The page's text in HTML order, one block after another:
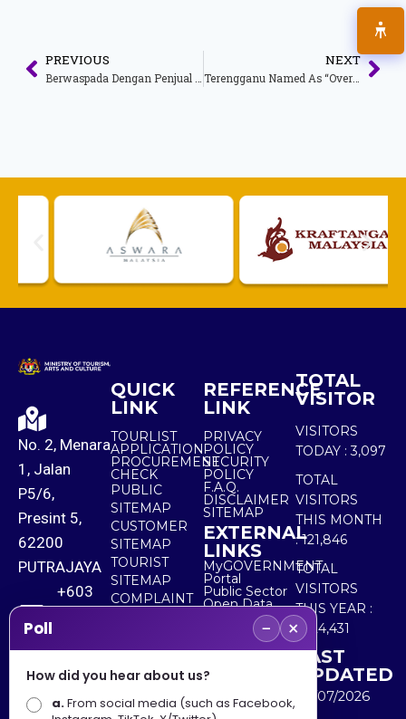
PREVIOUS NEXT
Terengganu Named As “Overall Best Flotilla” – “1Malaysia International Tourism Night Floral Parade” Produces First-Time Winners
No. 2, Menara
1, Jalan
P5/6,
Presint 5,
62200
PUTRAJAYA
+603
+603
8891
QUICK
LINK
TOURLIST
APPLICATION
PROCUREMENT
CHECK
PUBLIC
SITEMAP
CUSTOMER
SITEMAP
TOURIST
SITEMAP
COMPLAINT
REFERENCE
LINK
PRIVACY
POLICY
SECURITY
POLICY
F.A.Q.
DISCLAIMER
SITEMAP
EXTERNAL
LINKS
MyGOVERNMENT
Portal
Public Sector
Open Data
TOTAL
VISITOR
VISITORS
TODAY : 3,097
TOTAL
VISITORS
THIS MONTH
: 121,846
TOTAL
VISITORS
THIS YEAR :
5,524,431
LAST
UPDATED
30/07/2026
Poll − ×
How did you hear about us?
a.From social media (such as Facebook,